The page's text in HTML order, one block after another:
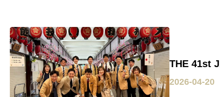
THE 41st
2026-04-20